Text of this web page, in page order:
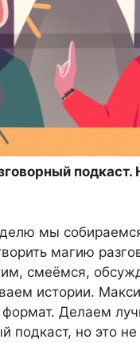
подкаст.
мы
магию
смеёмся,
истории.
Делаем
подкаст, но это